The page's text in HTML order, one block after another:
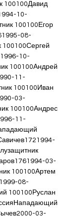
100100Давид
10-
100100Егор
08-
100100Сергей
10-
100100Андрей
11-
100100Иван
03-
100100Андрес
11-
03-
100100Артем
08-
100100Руслан
03-